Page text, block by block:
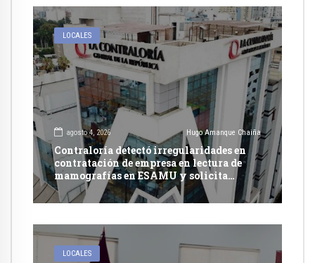
LOCALES
agosto 4, 2026 Hugo Amanque Chaiña
Contraloría detectó irregularidades en
contratación de empresa en lectura de
mamografías en ESAMU y solicita
acciones penales contra funcionarios
LOCALES